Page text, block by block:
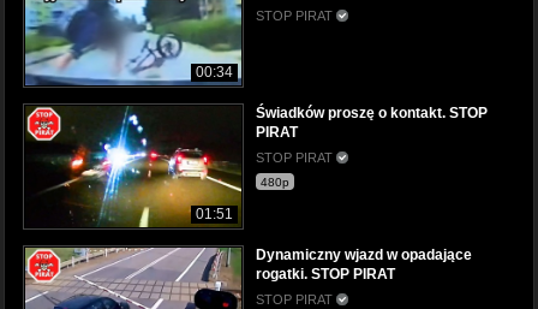
00:34
STOP PIRAT
01:51
Świadków proszę o kontakt. STOP
PIRAT
STOP PIRAT
480p
Dynamiczny wjazd w opadające
rogatki. STOP PIRAT
STOP PIRAT